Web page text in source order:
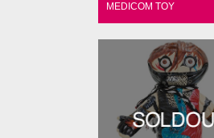
MEDICOM TOY